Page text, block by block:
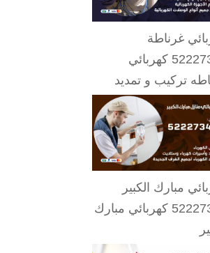
غرناطة
52227340 كهربائي
تركيب و تمديد
مبارك الكبير
52227340 كهربائي مبارك